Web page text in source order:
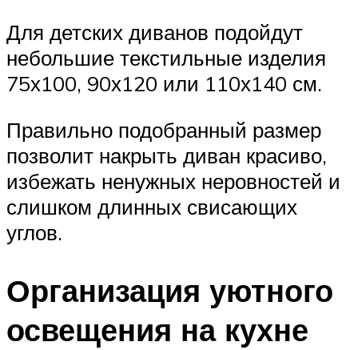
Для детских диванов подойдут
небольшие текстильные изделия
75х100, 90х120 или 110х140 см.
Правильно подобранный размер
позволит накрыть диван красиво,
избежать ненужных неровностей и
слишком длинных свисающих
углов.
Организация уютного
освещения на кухне